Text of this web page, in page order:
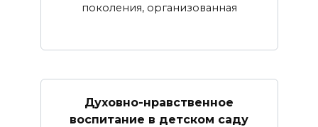
поколения, организованная
Духовно-нравственное
воспитание в детском саду